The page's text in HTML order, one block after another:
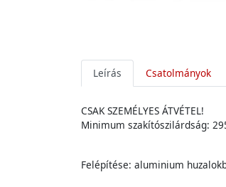
Leírás Csatolmányok
CSAK SZEMÉLYES ÁTVÉTEL!
Minimum szakítószilárdság:
Felépítése: aluminium